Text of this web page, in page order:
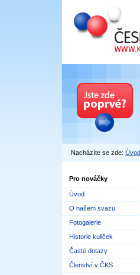
Český
Nacházíte se zde: Úvod
Pro nováčky
Úvod
O našem svazu
Fotogalerie
Historie kuliček
Časté dotazy
Členství v ČKS